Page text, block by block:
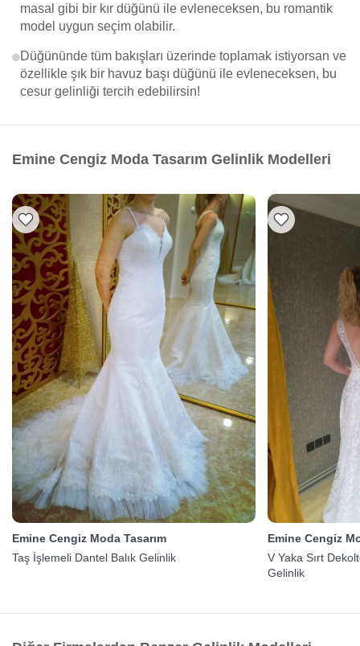
masal gibi bir kır düğünü ile evleneceksen, bu romantik
model uygun seçim olabilir.
Düğününde tüm bakışları üzerinde toplamak istiyorsan ve
özellikle şık bir havuz başı düğünü ile evleneceksen, bu
cesur gelinliği tercih edebilirsin!
Emine Cengiz Moda Tasarım Gelinlik Modelleri
Emine Cengiz Moda Tasarım
Taş İşlemeli Dantel Balık Gelinlik
Emine Cengiz
V Yaka Sırt
Gelinlik